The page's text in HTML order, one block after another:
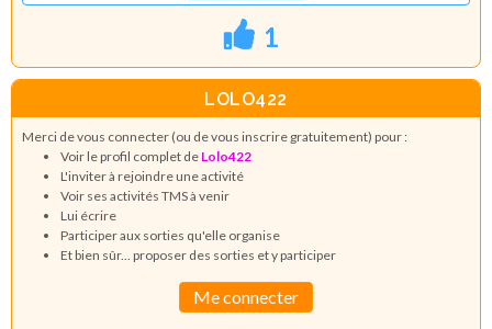
1
LOLO422
Merci de vous connecter (ou de vous inscrire gratuitement) pour :
Voir le profil complet de Lolo422
L'inviter à rejoindre une activité
Voir ses activités TMS à venir
Lui écrire
Participer aux sorties qu'elle organise
Et bien sûr... proposer des sorties et y participer
Me connecter